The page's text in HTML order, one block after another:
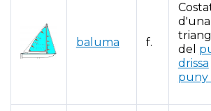
baluma f.
del
drissa
puny